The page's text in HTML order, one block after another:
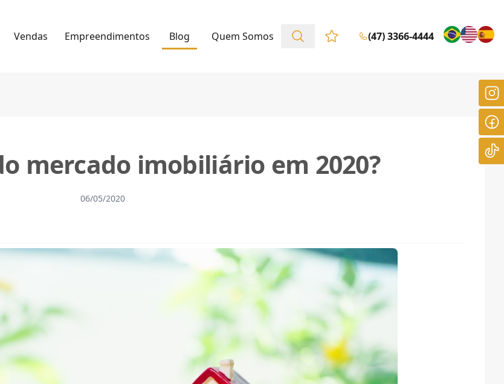
Vendas Empreendimentos Blog Quem Somos Favoritos (0 itens)
(47) 3366-4444
mercado imobiliário em 2020?
06/05/2020